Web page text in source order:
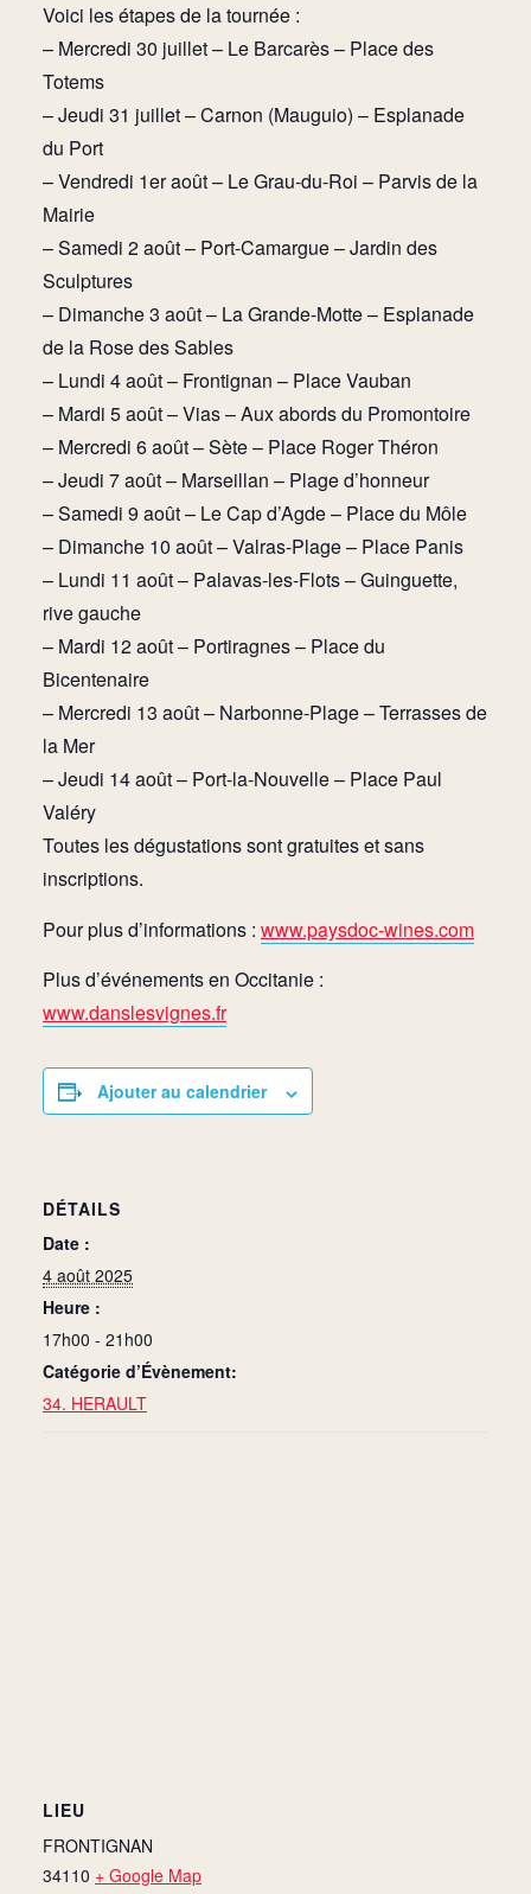
Voici les étapes de la tournée :
– Mercredi 30 juillet – Le Barcarès – Place des
Totems
– Jeudi 31 juillet – Carnon (Mauguio) – Esplanade
du Port
– Vendredi 1er août – Le Grau-du-Roi – Parvis de la
Mairie
– Samedi 2 août – Port-Camargue – Jardin des
Sculptures
– Dimanche 3 août – La Grande-Motte – Esplanade
de la Rose des Sables
– Lundi 4 août – Frontignan – Place Vauban
– Mardi 5 août – Vias – Aux abords du Promontoire
– Mercredi 6 août – Sète – Place Roger Théron
– Jeudi 7 août – Marseillan – Plage d’honneur
– Samedi 9 août – Le Cap d’Agde – Place du Môle
– Dimanche 10 août – Valras-Plage – Place Panis
– Lundi 11 août – Palavas-les-Flots – Guinguette,
rive gauche
– Mardi 12 août – Portiragnes – Place du
Bicentenaire
– Mercredi 13 août – Narbonne-Plage – Terrasses de
la Mer
– Jeudi 14 août – Port-la-Nouvelle – Place Paul
Valéry
Toutes les dégustations sont gratuites et sans
inscriptions.
Pour plus d’informations : www.paysdoc-wines.com
Plus d’événements en Occitanie :
www.danslesvignes.fr
Ajouter au calendrier
DÉTAILS
Date :
4 août 2025
Heure :
17h00 - 21h00
Catégorie d’Évènement:
34. HERAULT
LIEU
FRONTIGNAN
34110 + Google Map